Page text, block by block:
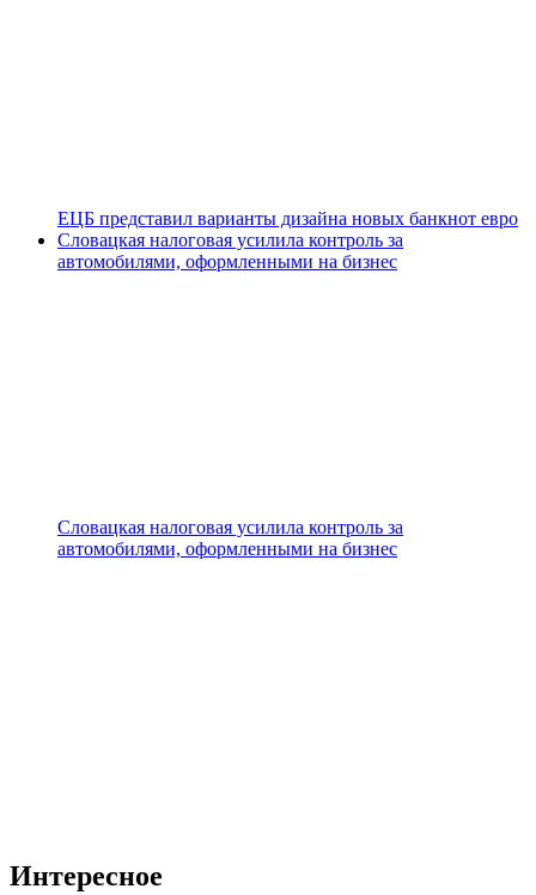
ЕЦБ представил варианты дизайна новых банкнот евро
Словацкая налоговая усилила контроль за
автомобилями, оформленными на бизнес
Словацкая налоговая усилила контроль за
автомобилями, оформленными на бизнес
Интересное